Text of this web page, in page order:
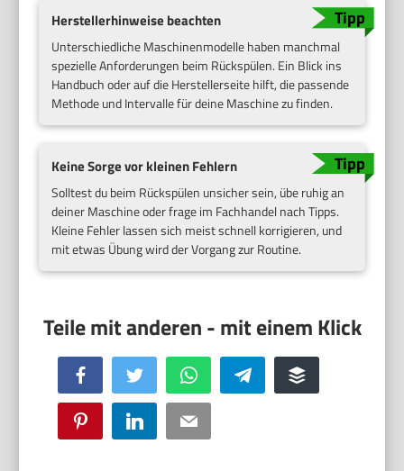
Herstellerhinweise beachten
Unterschiedliche Maschinenmodelle haben manchmal
spezielle Anforderungen beim Rückspülen. Ein Blick ins
Handbuch oder auf die Herstellerseite hilft, die passende
Methode und Intervalle für deine Maschine zu finden.
Keine Sorge vor kleinen Fehlern
Solltest du beim Rückspülen unsicher sein, übe ruhig an
deiner Maschine oder frage im Fachhandel nach Tipps.
Kleine Fehler lassen sich meist schnell korrigieren, und
mit etwas Übung wird der Vorgang zur Routine.
Facebook Twitter WhatsApp Telegram Buffer
Pinterest LinkedIn Email